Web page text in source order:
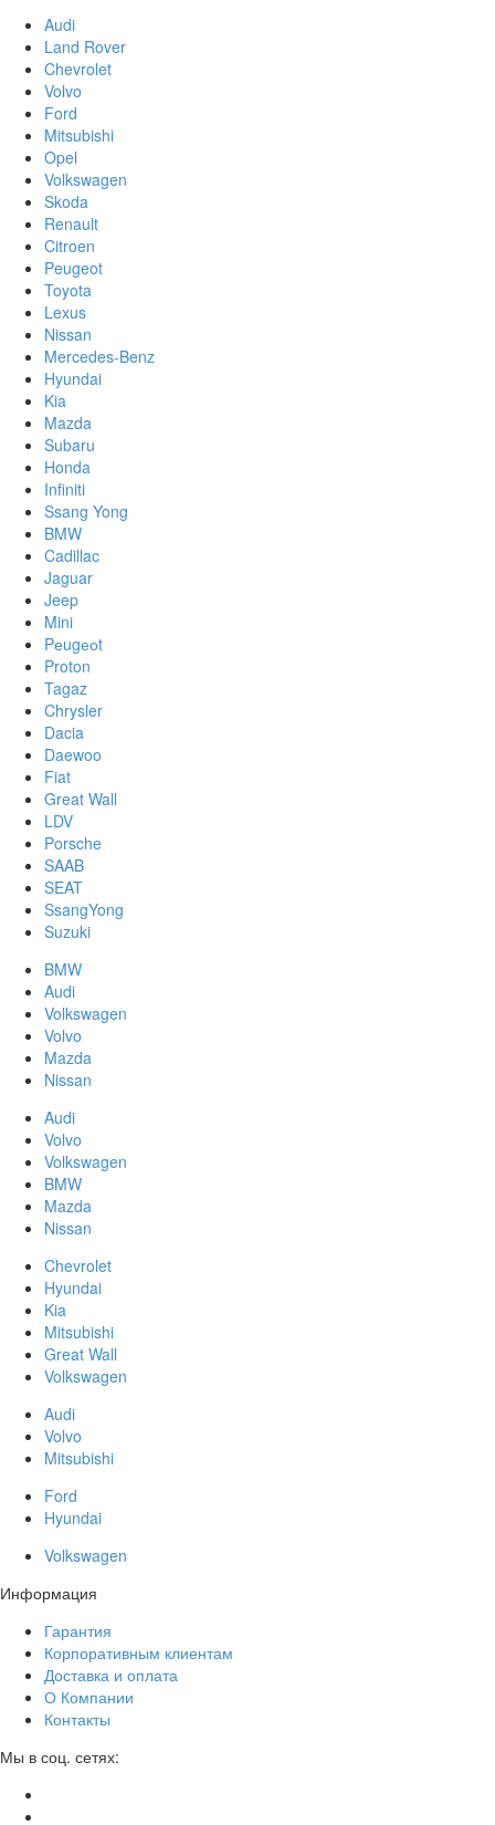
Audi
Land Rover
Chevrolet
Volvo
Ford
Mitsubishi
Opel
Volkswagen
Skoda
Renault
Citroen
Peugeot
Toyota
Lexus
Nissan
Mercedes-Benz
Hyundai
Kia
Mazda
Subaru
Honda
Infiniti
Ssang Yong
BMW
Cadillac
Jaguar
Jeep
Mini
Pеugеоt
Proton
Tagaz
Chrysler
Dacia
Daewoo
Fiat
Great Wall
LDV
Porsche
SAAB
SEAT
SsangYong
Suzuki
BMW
Audi
Volkswagen
Volvo
Mazda
Nissan
Audi
Volvo
Volkswagen
BMW
Mazda
Nissan
Chevrolet
Hyundai
Kia
Mitsubishi
Great Wall
Volkswagen
Audi
Volvo
Mitsubishi
Ford
Hyundai
Volkswagen
Информация
Гарантия
Корпоративным клиентам
Доставка и оплата
О Компании
Контакты
Мы в соц. сетях: